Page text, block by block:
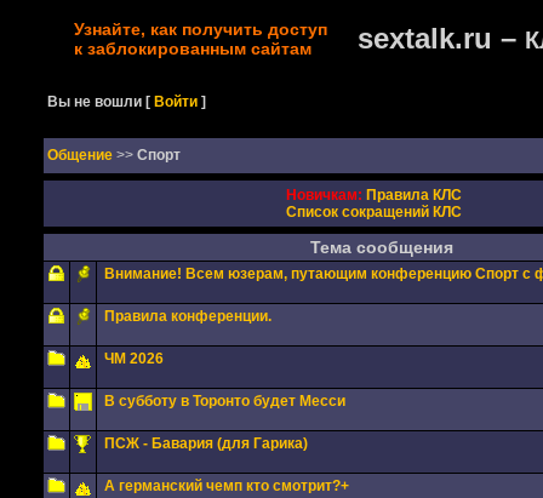
Узнайте, как получить доступ
к заблокированным сайтам
sextalk.ru –
Вы не вошли [Войти ]
Oбщение >> Спорт
Новичкам: Правила КЛС
Список сокращений КЛС
Тема сообщения
Внимание! Всем юзерам, путающим конференцию Спорт с
Правила конференции.
ЧМ 2026
В субботу в Торонто будет Месси
ПСЖ - Бавария (для Гарика)
А германский чемп кто смотрит?+